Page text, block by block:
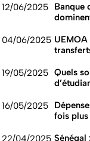
12/06/2025
Banque
04/06/2025
19/05/2025 Quels
16/05/2025
fois plus
22/04/2025 Sénégal